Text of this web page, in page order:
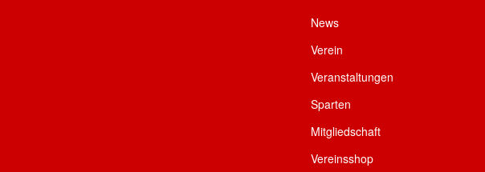
News
Verein
Veranstaltungen
Sparten
Mitgliedschaft
Vereinsshop